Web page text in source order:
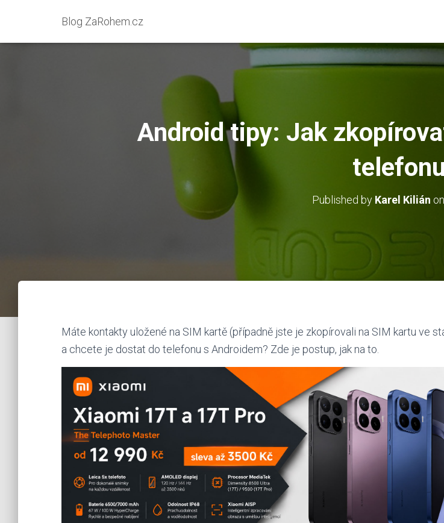
Blog ZaRohem.cz
Android tipy: Jak
Published by Karel Kilián on
Máte kontakty uložené na SIM kartě (případně jste je zkopírovali na SIM kartu ve
a chcete je dostat do telefonu s Androidem? Zde je postup, jak na to.